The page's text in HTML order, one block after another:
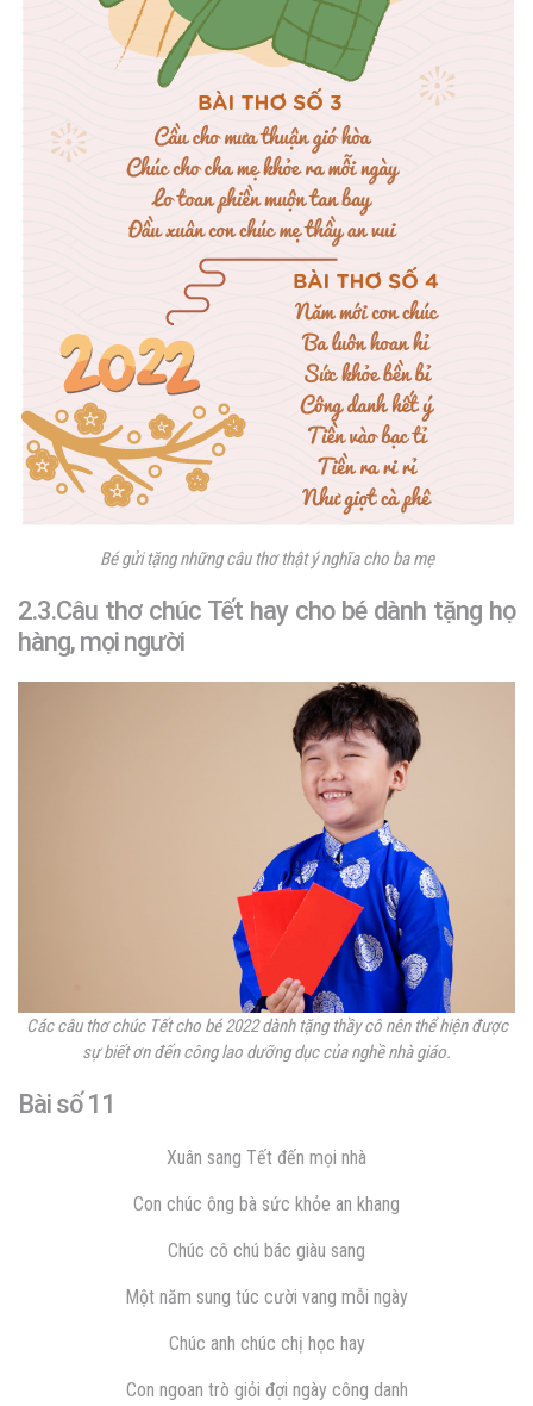
Bé gửi tặng những câu thơ thật ý nghĩa cho ba mẹ
2.3.Câu thơ chúc Tết hay cho bé dành tặng họ
hàng, mọi người
Các câu thơ chúc Tết cho bé 2022 dành tặng thầy cô nên thể hiện được
sự biết ơn đến công lao dưỡng dục của nghề nhà giáo.
Bài số 11
Xuân sang Tết đến mọi nhà
Con chúc ông bà sức khỏe an khang
Chúc cô chú bác giàu sang
Một năm sung túc cười vang mỗi ngày
Chúc anh chúc chị học hay
Con ngoan trò giỏi đợi ngày công danh